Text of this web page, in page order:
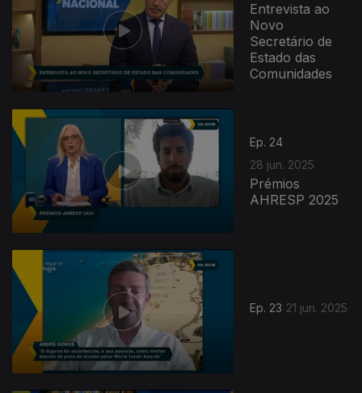
Entrevista ao
Novo
Secretário de
Estado das
Comunidades
Ep. 24
28 jun. 2025
Prémios
AHRESP 2025
Ep. 23 21 jun. 2025